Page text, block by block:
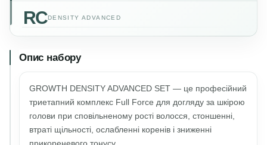
RCDENSITY ADVANCED
Опис набору
GROWTH DENSITY ADVANCED SET — це професійний
триетапний комплекс Full Force для догляду за шкірою
голови при сповільненому рості волосся, стоншенні,
втраті щільності, ослабленні коренів і зниженні
прикореневого тонусу.